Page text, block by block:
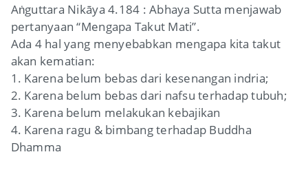
Aṅguttara Nikāya 4.184 : Abhaya Sutta menjawab
pertanyaan “Mengapa Takut Mati”.
Ada 4 hal yang menyebabkan mengapa kita takut
akan kematian:
1. Karena belum bebas dari kesenangan indria;
2. Karena belum bebas dari nafsu terhadap tubuh;
3. Karena belum melakukan kebajikan
4. Karena ragu & bimbang terhadap Buddha
Dhamma